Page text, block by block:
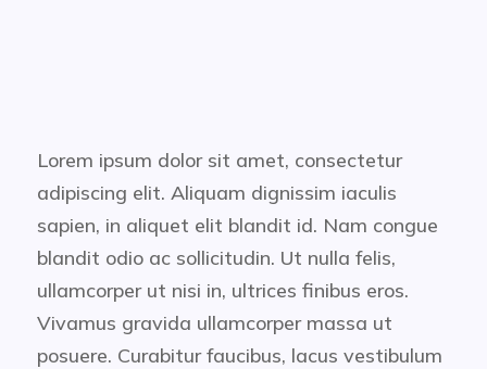
Lorem ipsum dolor sit amet, consectetur
adipiscing elit. Aliquam dignissim iaculis
sapien, in aliquet elit blandit id. Nam congue
blandit odio ac sollicitudin. Ut nulla felis,
ullamcorper ut nisi in, ultrices finibus eros.
Vivamus gravida ullamcorper massa ut
posuere. Curabitur faucibus, lacus vestibulum